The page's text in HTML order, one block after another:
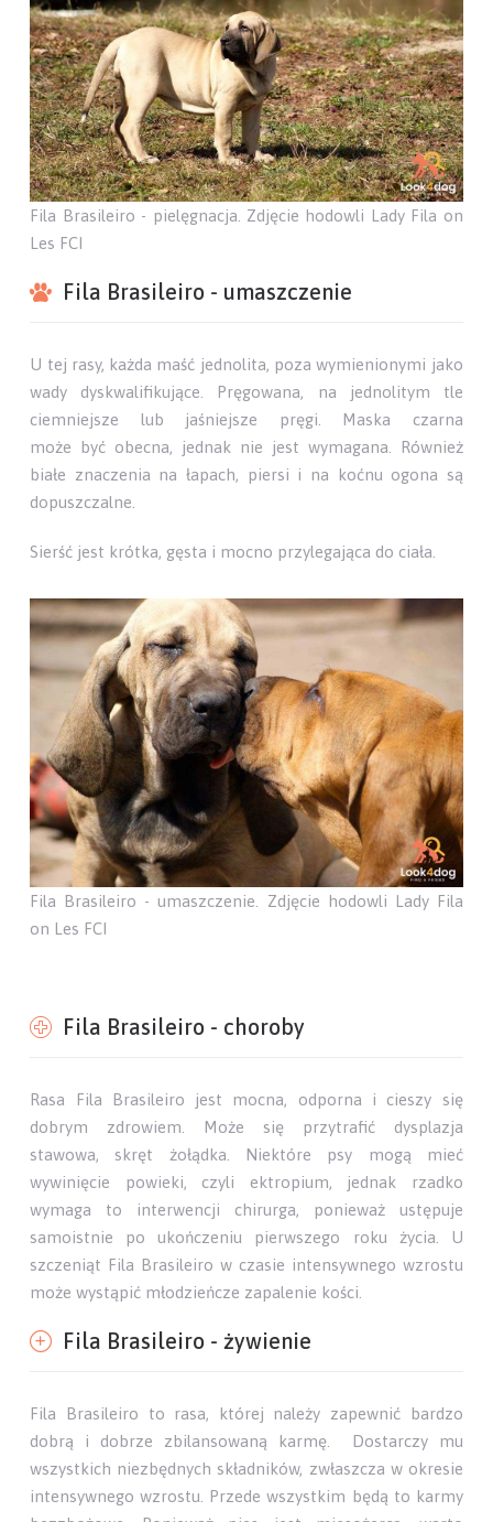
Fila Brasileiro - pielęgnacja. Zdjęcie hodowli Lady Fila on
Les FCI
Fila Brasileiro - umaszczenie
U tej rasy, każda maść jednolita, poza wymienionymi jako
wady dyskwalifikujące. Pręgowana, na jednolitym tle
ciemniejsze lub jaśniejsze pręgi. Maska czarna
może być obecna, jednak nie jest wymagana. Również
białe znaczenia na łapach, piersi i na koćnu ogona są
dopuszczalne.
Sierść jest krótka, gęsta i mocno przylegająca do ciała.
Fila Brasileiro - umaszczenie. Zdjęcie hodowli Lady Fila
on Les FCI
Fila Brasileiro - choroby
Rasa Fila Brasileiro jest mocna, odporna i cieszy się
dobrym zdrowiem. Może się przytrafić dysplazja
stawowa, skręt żołądka. Niektóre psy mogą mieć
wywinięcie powieki, czyli ektropium, jednak rzadko
wymaga to interwencji chirurga, ponieważ ustępuje
samoistnie po ukończeniu pierwszego roku życia. U
szczeniąt Fila Brasileiro w czasie intensywnego wzrostu
może wystąpić młodzieńcze zapalenie kości.
Fila Brasileiro - żywienie
Fila Brasileiro to rasa, której należy zapewnić bardzo
dobrą i dobrze zbilansowaną karmę. Dostarczy mu
wszystkich niezbędnych składników, zwłaszcza w okresie
intensywnego wzrostu. Przede wszystkim będą to karmy